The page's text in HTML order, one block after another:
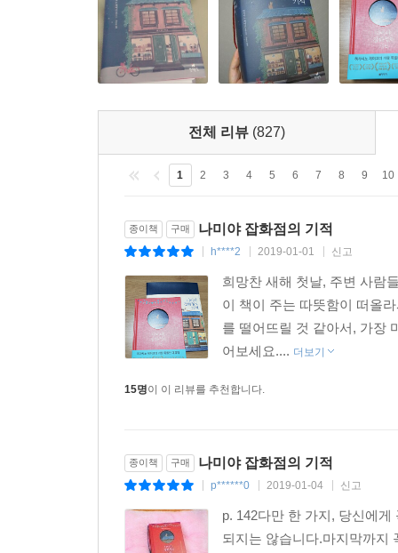
살다보면 한번쯤은 마주하게 되는 어려운 선택의
나미야 잡화점은 다소 장난스러운 고민도 진지하
첫 번째 등장하는 고민 상담자는 살날이 얼마 안
간병에만 전념해야 할지 고민한다. 두 번째 상담
어느 아마추어 뮤지션이다. 병으로 쓰러진 아버
마지막으로, 고아인 자신을 돌봐준 분들에게 은
있는지를 묻는다.
이와 비슷한 고민은 우리 누구에게나 있다. 사
계속할 것인가 등등 살다보면 한번쯤은 마주하
가볍지 않다. 무엇보다 인생의 지도에서 내일에
“여러분이라면 어떤 고민을 상담하시겠습니까?
말처럼 잊고 있던 ‘사람 간의 정’이라든가 ‘타인
일본 아마존 독자 서평
전체 리뷰 (827)
1 2 3 4 5 6 7 8 9 10
종이책 구매 나미야 잡화점의 기적
h****2 2019-01-01 신고
희망찬 새해 첫날, 주변 사람
이 책이 주는 따뜻함이 떠올
를 떨어뜨릴 것 같아서, 가장
어보세요.... 더보기
15명이 이 리뷰를 추천합니다.
종이책 구매 나미야 잡화점의 기적
p******0 2019-01-04 신고
p. 142다만 한 가지, 당신에
되지는 않습니다.마지막까지